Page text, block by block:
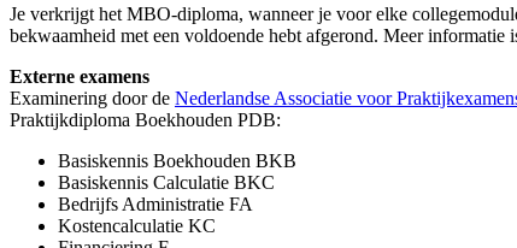
Je verkrijgt het MBO-diploma, wanneer je voor elke
bekwaamheid met een voldoende hebt afgerond. Meer
Externe examens
Examinering door de Nederlandse Associatie voor
Praktijkdiploma Boekhouden PDB:
Basiskennis Boekhouden BKB
Basiskennis Calculatie BKC
Bedrijfs Administratie FA
Kostencalculatie KC